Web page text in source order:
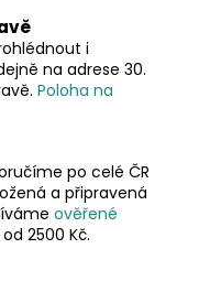
i
na adrese 30.
Poloha na
po celé ČR
a připravená
ověřené
2500 Kč.